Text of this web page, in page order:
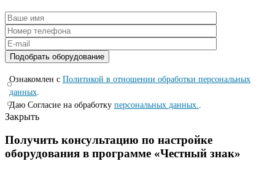
Ознакомлен с Политикой в отношении обработки персональных
данных
Даю Согласие на обработку персональных данных.
Закрыть
Получить консультацию по настройке
оборудования в программе «Честный знак»